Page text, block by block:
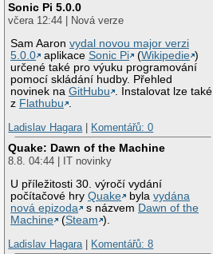
Sonic Pi 5.0.0
včera 12:44 | Nová verze
Sam Aaronvydal novou major verzi
5.0.0
aplikaceSonic Pi (Wikipedie )
určené také pro výuku programování
pomocí skládání hudby. Přehled
novinek naGitHubu . Instalovat lze také
z Flathubu .
Ladislav Hagara
Komentářů: 0
Quake: Dawn of the Machine
8.8. 04:44 | IT novinky
U příležitosti 30. výročí vydání
počítačové hryQuake bylavydána
nová epizoda
s názvem Dawn of the
Machine
(Steam ).
Ladislav Hagara
Komentářů: 8